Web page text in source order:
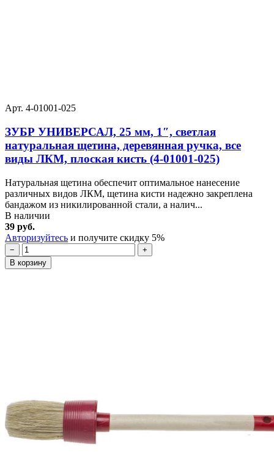
Арт. 4-01001-025
ЗУБР УНИВЕРСАЛ, 25 мм, 1″, светлая
натуральная щетина, деревянная ручка, все
виды ЛКМ, плоская кисть (4-01001-025)
Натуральная щетина обеспечит оптимальное нанесение
различных видов ЛКМ, щетина кисти надежно закреплена
бандажом из никилированной стали, а налич...
В наличии
39 руб.
Авторизуйтесь и получите скидку 5%
−
+
В корзину